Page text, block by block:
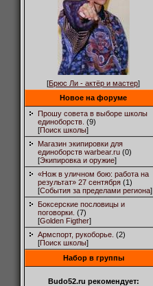
[Брюс Ли - актёр и мастер]
Новое на форуме
Прошу совета в выборе школы
единоборств. (9)
[Поиск школы]
Магазин экипировки для
единоборств warbear.ru (0)
[Экипировка и оружие]
«Нож в уличном бою: работа на
результат» 27 сентября (1)
[События за пределами региона]
Боксерские пословицы и
поговорки. (7)
[Golden Figther]
Армспорт, рукоборье. (2)
[Поиск школы]
Набор в группы
Budo52.ru рекомендует: